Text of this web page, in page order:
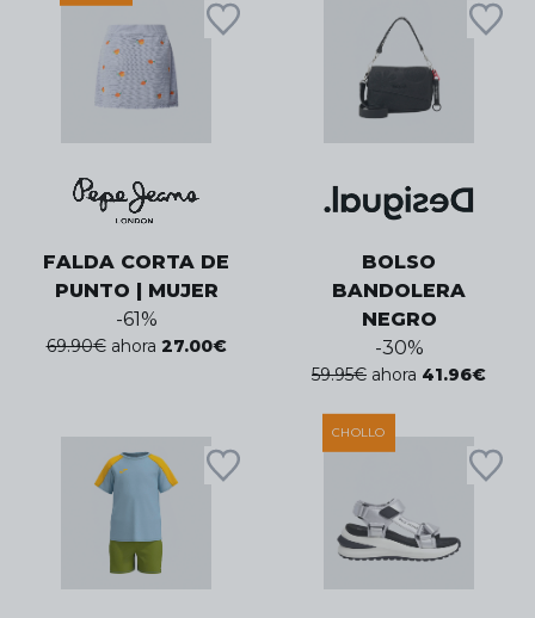
FALDA CORTA DE
PUNTO | MUJER
-61%
69.90€ ahora 27.00€
BOLSO
BANDOLERA
NEGRO
-30%
59.95€ ahora 41.96€
CHOLLO